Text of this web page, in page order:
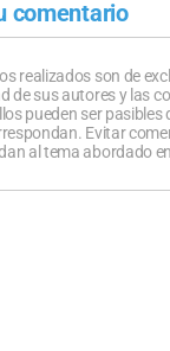
comentario
realizados son de
de sus autores y las
pueden ser pasibles
Evitar
al tema abordado